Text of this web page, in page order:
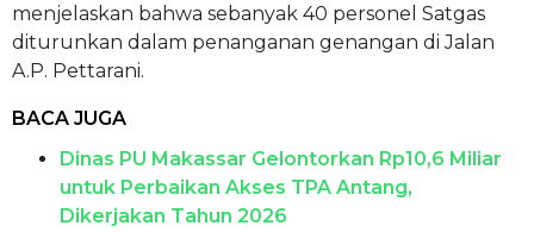
menjelaskan bahwa sebanyak 40 personel Satgas
diturunkan dalam penanganan genangan di Jalan
A.P. Pettarani.
BACA JUGA
Dinas PU Makassar Gelontorkan Rp10,6 Miliar
untuk Perbaikan Akses TPA Antang,
Dikerjakan Tahun 2026